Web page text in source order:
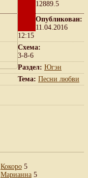
12889.5
Опубликован:
11.04.2016
12:15
Схема:
3-8-6
Раздел: Югэн
Тема: Песни любви
Кокоро5
Марианна5